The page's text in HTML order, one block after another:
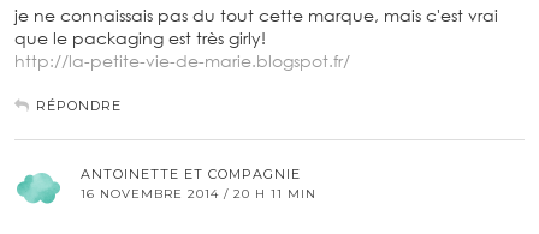
je ne connaissais pas du tout cette marque, mais c'est vrai
que le packaging est très girly!
http://la-petite-vie-de-marie.blogspot.fr/
RÉPONDRE
ANTOINETTE ET COMPAGNIE
16 NOVEMBRE 2014 / 20 H 11 MIN